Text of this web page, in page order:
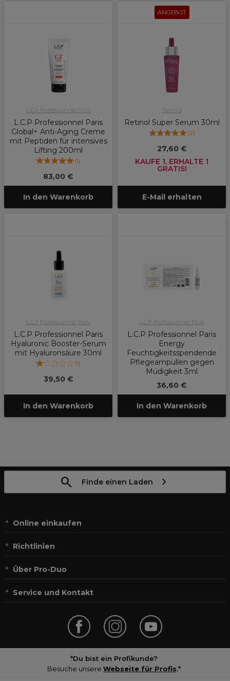
L.C.P Professionnel Paris
L.C.P Professionnel Paris
Global+ Anti-Aging Creme
mit Peptiden für intensives
Lifting 200ml
(1)
83,00 €
In den Warenkorb
ANGEBOT
Retinol
Retinol Super Serum 30ml
(2)
27,60 €
KAUFE 1, ERHALTE 1
GRATIS!
E-Mail erhalten
L.C.P Professionnel Paris
L.C.P Professionnel Paris
Hyaluronic Booster-Serum
mit Hyaluronsäure 30ml
(1)
39,50 €
In den Warenkorb
L.C.P Professionnel Paris
L.C.P Professionnel Paris
Energy
Feuchtigkeitsspendende
Pflegeampullen gegen
Müdigkeit 3ml
36,60 €
In den Warenkorb
Finde einen Laden
Online einkaufen
Richtlinien
Über Pro-Duo
Service und Kontakt
*Du bist ein Profikunde?
Besuche unsere Webseite für Profis.*